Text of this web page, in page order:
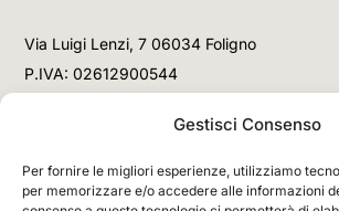
Gestisci Consenso
Per fornire le migliori esperienze, utilizziamo
per memorizzare e/o accedere alle informazioni
Via Luigi Lenzi, 7 06034 Foligno
P.IVA: 02612900544
+39 3477853708 (Chiamata)